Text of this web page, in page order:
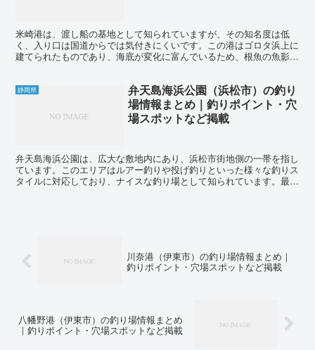
米崎港は、渡し船の基地として知られていますが、その知名度は低
く、入り口は国道からでは気付きにくいです。この港はゴロタ浜上に
建てられたものであり、海底が変化に富んでいるため、根魚の魚影が
静岡県
弁天島海浜公園（浜松市）の釣り
場情報まとめ｜釣りポイント・穴
場スポットなど掲載
弁天島海浜公園は、広大な敷地内にあり、浜松市街地側の一帯を指し
ています。このエリアはルアー釣りや投げ釣りといった様々な釣りス
タイルに対応しており、ナイスな釣り場として知られています。最近
川奈港（伊東市）の釣り場情報まとめ｜
釣りポイント・穴場スポットなど掲載
八幡野港（伊東市）の釣り場情報まとめ
｜釣りポイント・穴場スポットなど掲載